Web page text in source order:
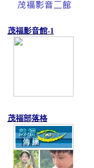
茂福影音館-1
茂福部落格